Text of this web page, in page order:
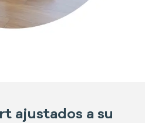
ajustados a su